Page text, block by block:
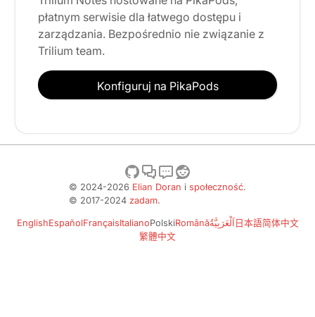
płatnym serwisie dla łatwego dostępu i
zarządzania. Bezpośrednio nie związanie z
Trilium team.
Konfiguruj na PikaPods
© 2024-2026 Elian Doran i społeczność.
© 2017-2024 zadam.
EnglishEspañolFrançaisItalianoPolskiRomânăاَلْعَرَبِيَّةُ 日本語简体中文
繁體中文